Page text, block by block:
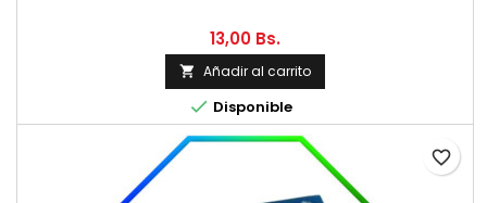
13,00 Bs.
 Añadir al carrito
 Disponible
favorite_border